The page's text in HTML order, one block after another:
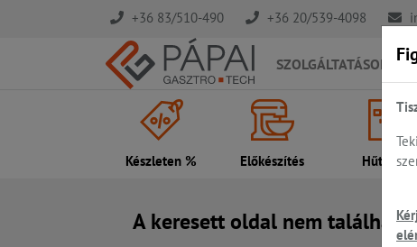
+36 83/510-490 +36 20/539-4098
SZOLGÁLTATÁSOK
Készleten % Előkészítés Hűtés...
A keresett oldal nem található